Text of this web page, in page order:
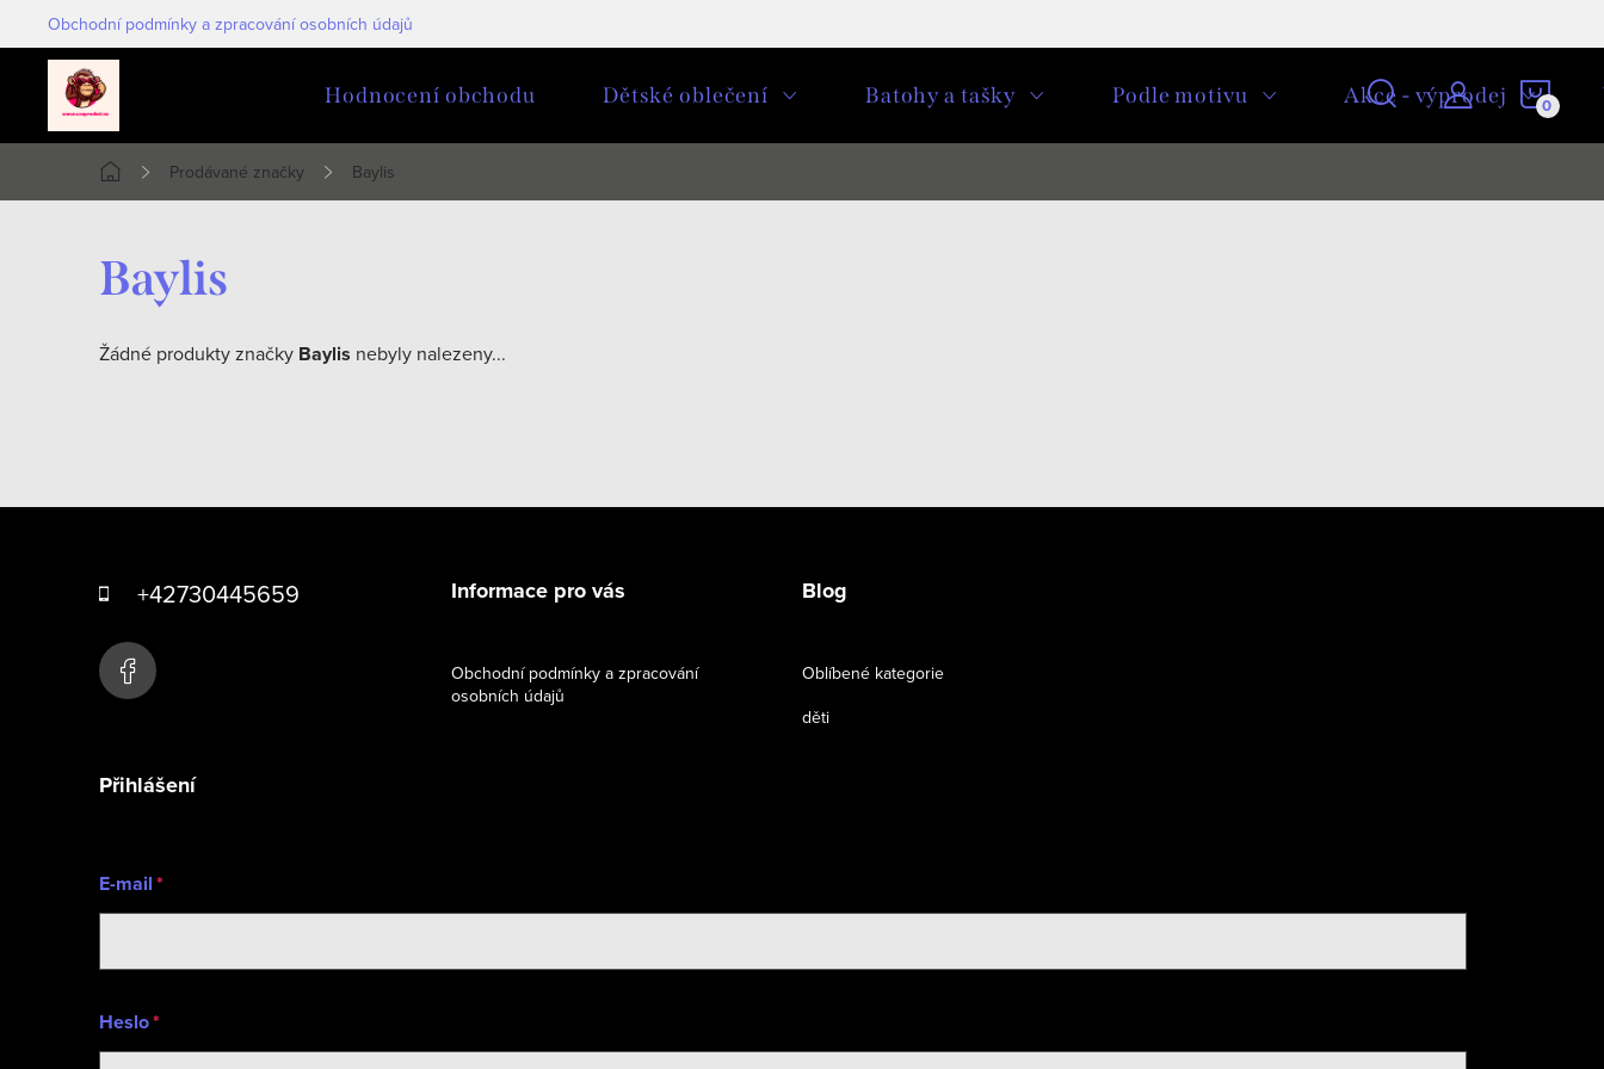
na
Obchodní podmínky a zpracování osobních údajů
Hodnocení obchodu Dětské oblečení Batohy a tašky Podle motivu Akce - výprodej
Domů
Prodávané značky Baylis
Baylis
Žádné produkty značky Baylis nebyly nalezeny...
+42730445659 Informace pro vás
Obchodní podmínky a zpracování
osobních údajů
Blog
Oblíbené kategorie
děti
Přihlášení
E-mail
Heslo